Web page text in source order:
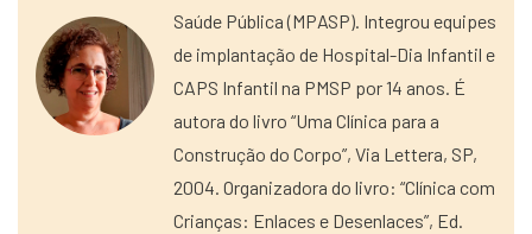
Saúde Pública (MPASP). Integrou equipes
de implantação de Hospital-Dia Infantil e
CAPS Infantil na PMSP por 14 anos. É
autora do livro “Uma Clínica para a
Construção do Corpo”, Via Lettera, SP,
2004. Organizadora do livro: “Clínica com
Crianças: Enlaces e Desenlaces”, Ed.